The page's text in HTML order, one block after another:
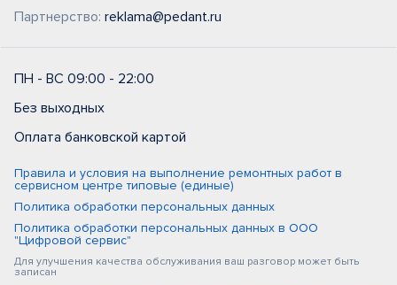
Партнерство: reklama@pedant.ru
ПН - ВС 09:00 - 22:00
Без выходных
Оплата банковской картой
Правила и условия на выполнение ремонтных работ в
сервисном центре типовые (единые)
Политика обработки персональных данных
Политика обработки персональных данных в ООО
"Цифровой сервис"
Для улучшения качества обслуживания ваш разговор может быть
записан